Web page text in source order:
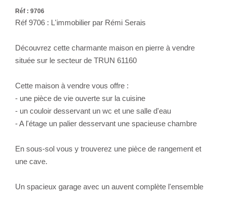
Réf : 9706
Réf 9706 : L'immobilier par Rémi Serais
Découvrez cette charmante maison en pierre à vendre
située sur le secteur de TRUN 61160
Cette maison à vendre vous offre :
- une pièce de vie ouverte sur la cuisine
- un couloir desservant un wc et une salle d'eau
- A l'étage un palier desservant une spacieuse chambre
En sous-sol vous y trouverez une pièce de rangement et
une cave.
Un spacieux garage avec un auvent complète l'ensemble